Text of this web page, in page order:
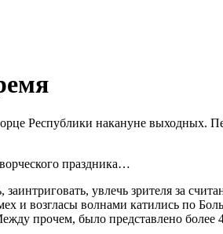
Республики накануне выходных.
праздника…
увлечь зрителя за
и возгласы волнами катились по
прочем, было представлено более